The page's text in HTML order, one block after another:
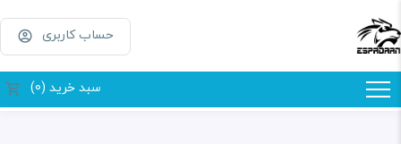
حساب کاربری
سبد خرید (0)